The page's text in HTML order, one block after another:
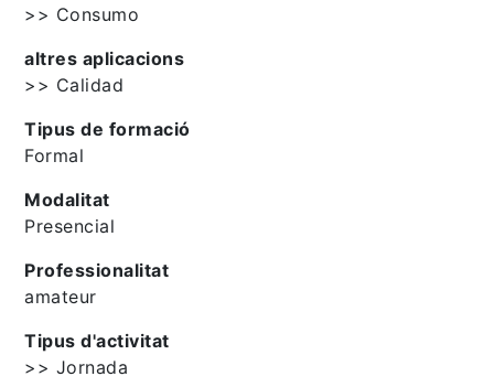
>> Consumo
altres aplicacions
>> Calidad
Tipus de formació
Formal
Modalitat
Presencial
Professionalitat
amateur
Tipus d'activitat
>> Jornada